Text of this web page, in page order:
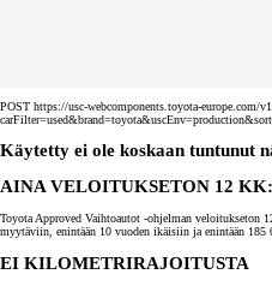
POST https://usc-webcomponents.toyota-europe.com/
Käytetty ei ole koskaan tuntunut
AINA VELOITUKSETON 12
Toyota Approved Vaihtoautot -ohjelman
myytäviin, enintään 10 vuoden ikäisiin ja enintään 185
EI KILOMETRIRAJOITUSTA